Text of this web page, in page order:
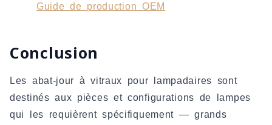
Guide de production OEM
Conclusion
Les abat-jour à vitraux pour lampadaires sont
destinés aux pièces et configurations de lampes
qui les requièrent spécifiquement — grands